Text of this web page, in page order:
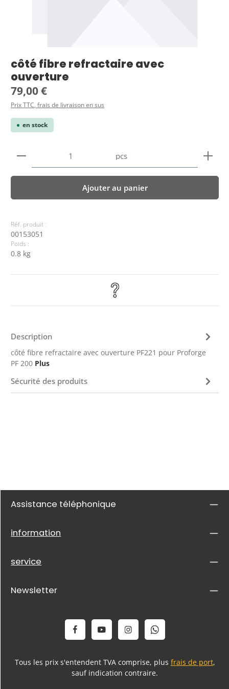
côté fibre refractaire avec
ouverture
Prix régulier :
79,00 €
Prix TTC, frais de livraison en sus
en stock
Quantité de produit : Entrez la quantité
pcs
Ajouter au panier
Réf. produit :
00153051
Poids :
0.8 kg
Description
côté fibre refractaire avec ouverture PF221 pour Proforge
PF 200 Plus
Sécurité des produits
Assistance téléphonique
information
service
Newsletter
Tous les prix s'entendent TVA comprise, plus frais de port,
sauf indication contraire.